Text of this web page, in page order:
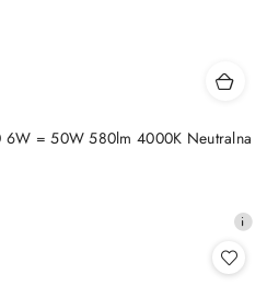
6W = 50W 580lm 4000K Neutralna